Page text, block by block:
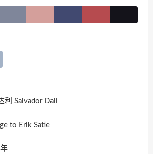
利 Salvador Dali
to Erik Satie